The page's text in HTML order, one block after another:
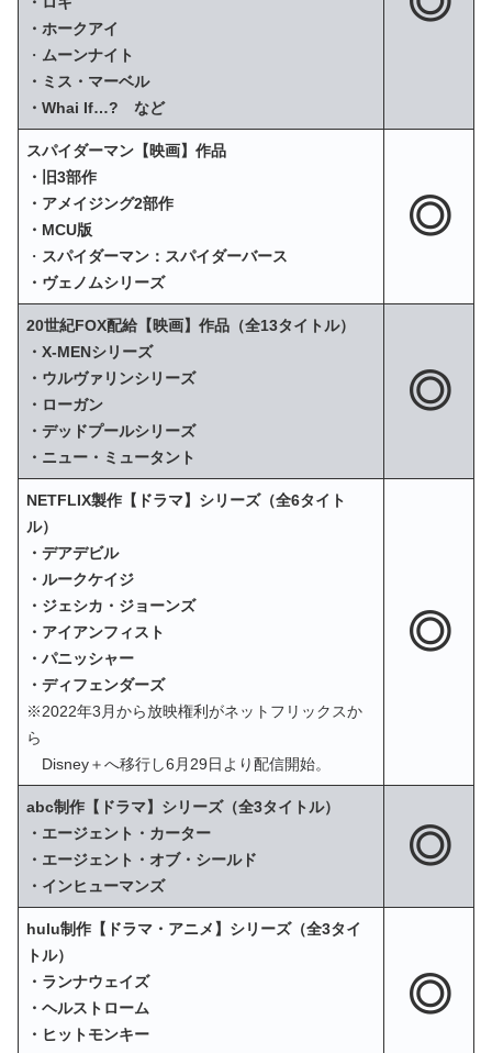
・ホークアイ
・ ムーンナイト
・ミス・マーベル
・Whai If…? など
スパイダーマン【映画】作品
・旧3部作
・アメイジング2部作
・MCU版
・ スパイダーマン：スパイダーバース
・ヴェノムシリーズ
◎
20世紀FOX配給【映画】作品（全13タイトル）
・X‐MENシリーズ
・ウルヴァリンシリーズ
・ローガン
・デッドプールシリーズ
・ニュー・ミュータント
◎
NETFLIX製作【ドラマ】シリーズ（全6タイト
ル）
・デアデビル
・ルークケイジ
・ジェシカ・ジョーンズ
・アイアンフィスト
・パニッシャー
・ディフェンダーズ
※2022年3月から放映権利がネットフリックスか
ら
Disney＋へ移行し6月29日より配信開始。
◎
abc制作【ドラマ】シリーズ（全3タイトル）
・エージェント・カーター
・エージェント・オブ・シールド
・インヒューマンズ
◎
hulu制作【ドラマ・アニメ】シリーズ（全3タイ
トル）
・ランナウェイズ
・ヘルストローム
・ヒットモンキー
◎